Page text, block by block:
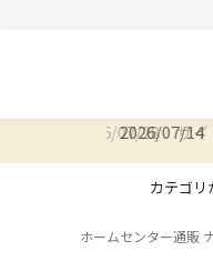
2026/07/14
カテゴリ
ホームセンター通販